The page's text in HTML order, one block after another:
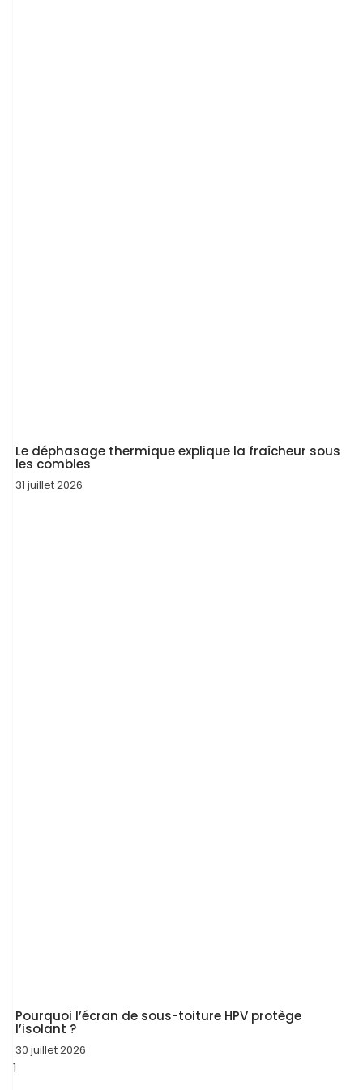
Le déphasage thermique explique la fraîcheur sous
les combles
31 juillet 2026
Pourquoi l’écran de sous-toiture HPV protège
l’isolant ?
30 juillet 2026